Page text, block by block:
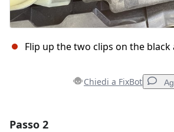
Flip up the two clips on the
Chiedi a FixBot
Passo 2